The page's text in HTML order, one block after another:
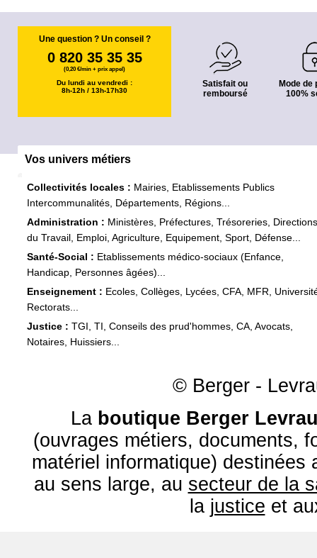
Une question ? Un conseil ?
0 820 35 35 35
(0,20 €/min + prix appel)
Du lundi au vendredi :
8h-12h / 13h-17h30
Satisfait ou
remboursé
Mode de
100%
Vos univers métiers
Collectivités locales : Mairies, Etablissements Publics
Intercommunalités, Départements, Régions...
Administration : Ministères, Préfectures, Trésoreries, Directions
du Travail, Emploi, Agriculture, Equipement, Sport, Défense...
Santé-Social : Etablissements médico-sociaux (Enfance,
Handicap, Personnes âgées)...
Enseignement : Ecoles, Collèges, Lycées, CFA, MFR,
Rectorats...
Justice : TGI, TI, Conseils des prud'hommes, CA, Avocats,
Notaires, Huissiers...
© Berger -
La boutique Berger
(ouvrages métiers, documents,
matériel informatique) destinées
au sens large, au secteur de la
la justice et